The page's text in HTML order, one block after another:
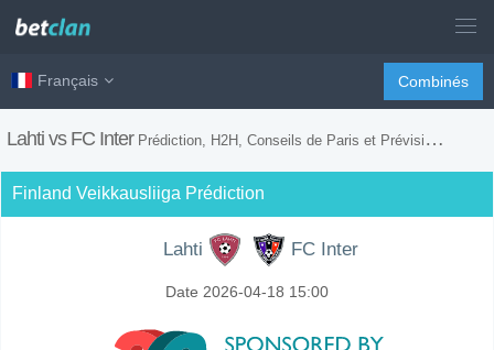
Français Combinés
Lahti vs FC Inter Prédiction, H2H, Conseils de Paris et Prévision du Match
Finland Veikkausliiga Prédiction
Lahti FC Inter
Date 2026-04-18 15:00